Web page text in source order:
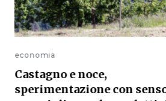
economia
Castagno e noce,
sperimentazione con